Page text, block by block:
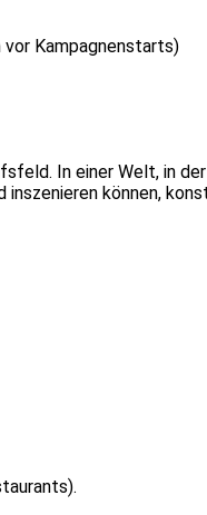
Kampagnenstarts)
In einer Welt, in
können,